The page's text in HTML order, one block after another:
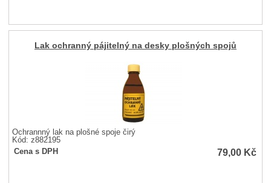
Lak ochranný pájitelný na desky plošných spojů
Ochrannný lak na plošné spoje čirý
Kód: z882195
Cena s DPH
79,00 Kč